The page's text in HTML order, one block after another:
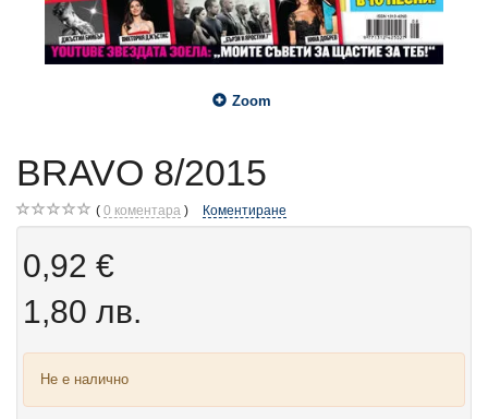
Zoom
BRAVO 8/2015
0 коментара Коментиране
0,92 €
1,80 лв.
Не е налично